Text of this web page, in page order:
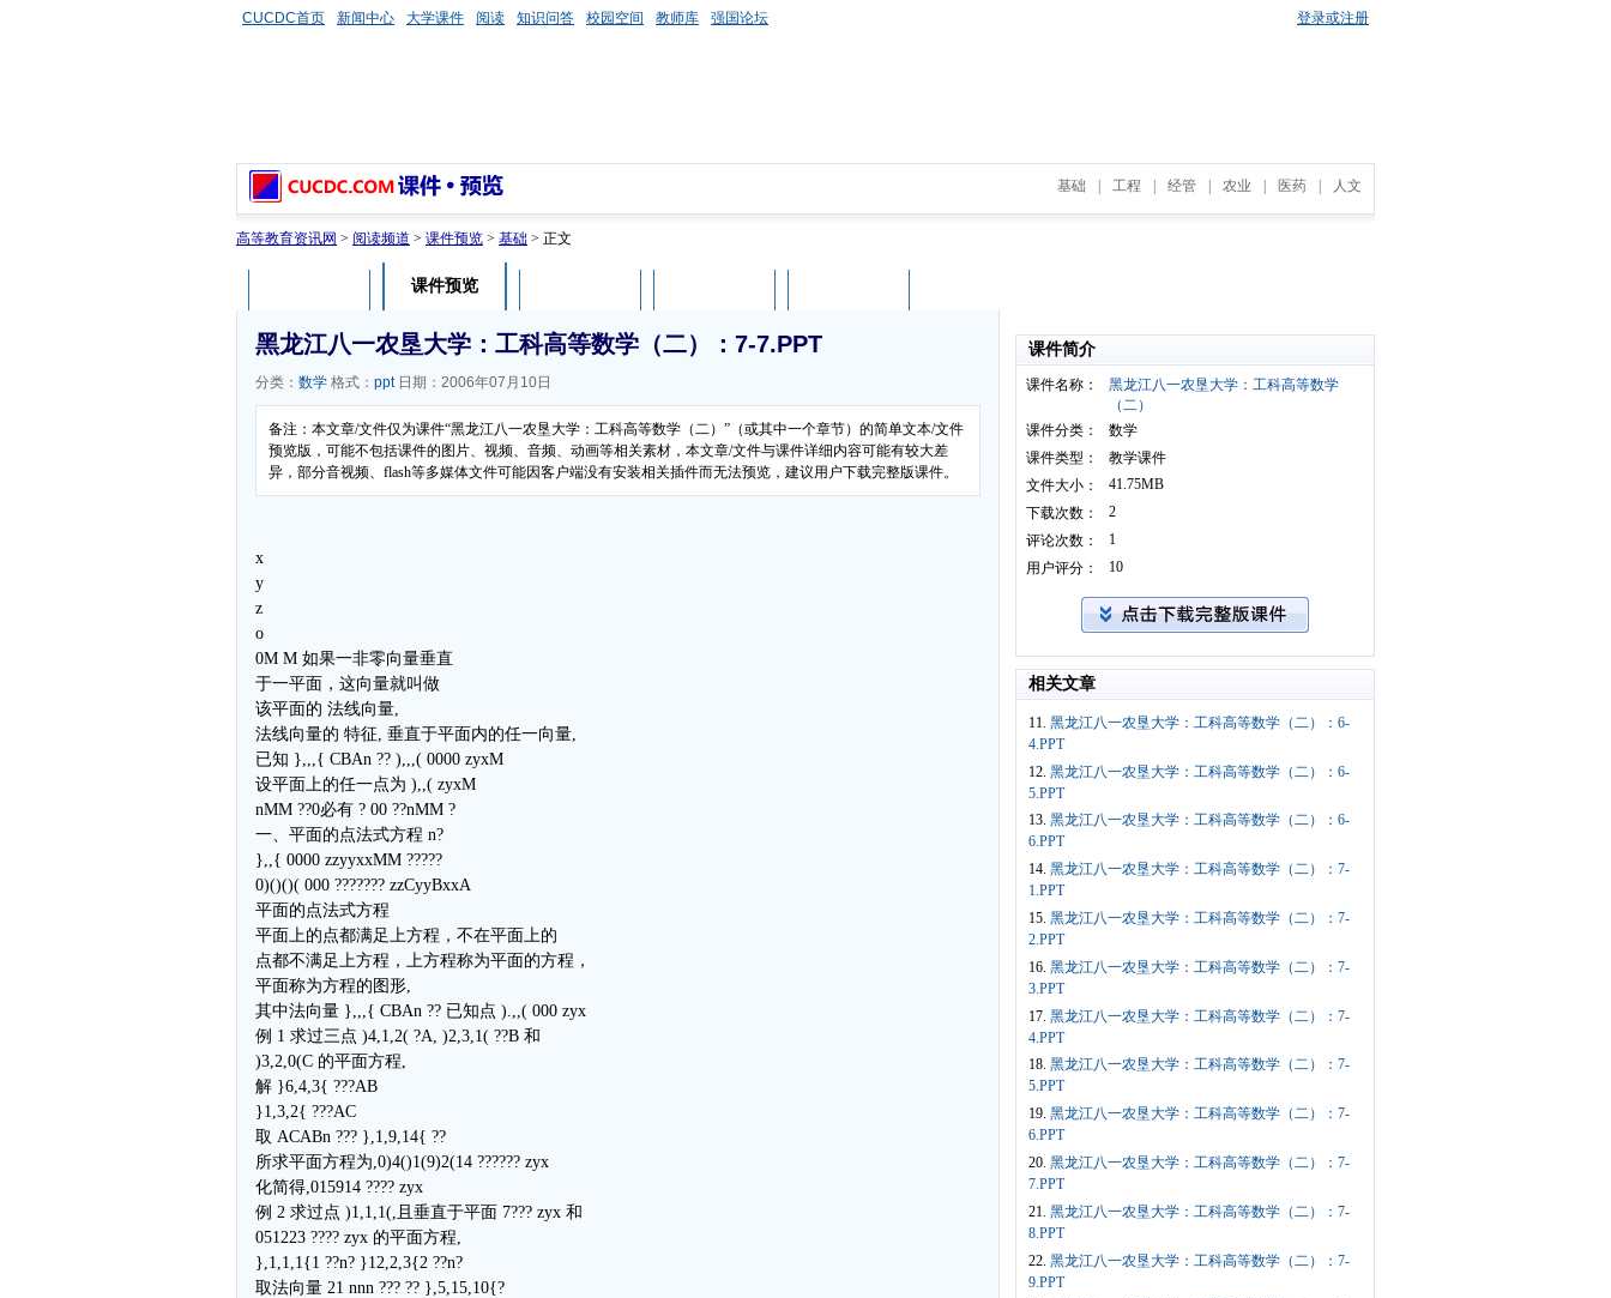
CUCDC首页 新闻中心 大学课件 阅读 知识问答 校园空间 教师库 强国论坛 登录或注册
基础 工程 经管 农业 医药 人文
高等教育资讯网 > 阅读频道 > 课件预览 > 基础 > 正文
课件预览
黑龙江八一农垦大学：工科高等数学（二）：7-7.PPT
分类： 数学 格式： ppt日期：2006年07月10日
备注：本文章/文件仅为课件“黑龙江八一农垦大学：工科高等数学（二）”（或其中一个章节）的简单文本/文件
预览版，可能不包括课件的图片、视频、音频、动画等相关素材，本文章/文件与课件详细内容可能有较大差
异，部分音视频、flash等多媒体文件可能因客户端没有安装相关插件而无法预览，建议用户下载完整版课件。
x
y
z
o
0M M 如果一非零向量垂直
于一平面，这向量就叫做
该平面的 法线向量,
法线向量的 特征, 垂直于平面内的任一向量,
已知 },,,{ CBAn ?? ),,,( 0000 zyxM
设平面上的任一点为 ),,( zyxM
nMM ??0必有 ? 00 ??nMM ?
一、平面的点法式方程 n?
},,{ 0000 zzyyxxMM ?????
0)()()( 000 ??????? zzCyyBxxA
平面的点法式方程
平面上的点都满足上方程，不在平面上的
点都不满足上方程，上方程称为平面的方程，
平面称为方程的图形,
其中法向量 },,,{ CBAn ?? 已知点 ).,,( 000 zyx
例 1 求过三点 )4,1,2( ?A, )2,3,1( ??B 和
)3,2,0(C 的平面方程,
解 }6,4,3{ ???AB
}1,3,2{ ???AC
取 ACABn ??? },1,9,14{ ??
所求平面方程为,0)4()1(9)2(14 ?????? zyx
化简得,015914 ???? zyx
例 2 求过点 )1,1,1(,且垂直于平面 7??? zyx 和
051223 ???? zyx 的平面方程,
},1,1,1{1 ??n? }12,2,3{2 ??n?
取法向量 21 nnn ??? ?? },5,15,10{?
课件简介
课件名称：
黑龙江八一农垦大学：工科高等数学
（二）
课件分类：
数学
课件类型：
教学课件
文件大小：
41.75MB
下载次数：
2
评论次数：
1
用户评分：
10
相关文章
11. 黑龙江八一农垦大学：工科高等数学（二）：6-
4.PPT
12. 黑龙江八一农垦大学：工科高等数学（二）：6-
5.PPT
13. 黑龙江八一农垦大学：工科高等数学（二）：6-
6.PPT
14. 黑龙江八一农垦大学：工科高等数学（二）：7-
1.PPT
15. 黑龙江八一农垦大学：工科高等数学（二）：7-
2.PPT
16. 黑龙江八一农垦大学：工科高等数学（二）：7-
3.PPT
17. 黑龙江八一农垦大学：工科高等数学（二）：7-
4.PPT
18. 黑龙江八一农垦大学：工科高等数学（二）：7-
5.PPT
19. 黑龙江八一农垦大学：工科高等数学（二）：7-
6.PPT
20. 黑龙江八一农垦大学：工科高等数学（二）：7-
7.PPT
21. 黑龙江八一农垦大学：工科高等数学（二）：7-
8.PPT
22. 黑龙江八一农垦大学：工科高等数学（二）：7-
9.PPT